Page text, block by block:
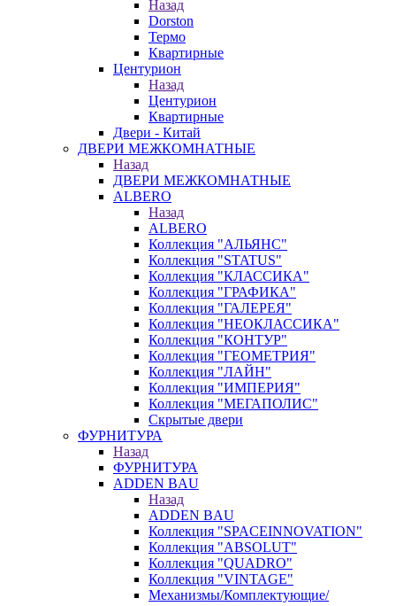
Назад
Dorston
Термо
Квартирные
Центурион
Назад
Центурион
Квартирные
Двери - Китай
ДВЕРИ МЕЖКОМНАТНЫЕ
Назад
ДВЕРИ МЕЖКОМНАТНЫЕ
ALBERO
Назад
ALBERO
Коллекция "АЛЬЯНС"
Коллекция "STATUS"
Коллекция "КЛАССИКА"
Коллекция "ГРАФИКА"
Коллекция "ГАЛЕРЕЯ"
Коллекция "НЕОКЛАССИКА"
Коллекция "КОНТУР"
Коллекция "ГЕОМЕТРИЯ"
Коллекция "ЛАЙН"
Коллекция "ИМПЕРИЯ"
Коллекция "МЕГАПОЛИС"
Скрытые двери
ФУРНИТУРА
Назад
ФУРНИТУРА
ADDEN BAU
Назад
ADDEN BAU
Коллекция "SPACEINNOVATION"
Коллекция "ABSOLUT"
Коллекция "QUADRO"
Коллекция "VINTAGE"
Механизмы/Комплектующие/